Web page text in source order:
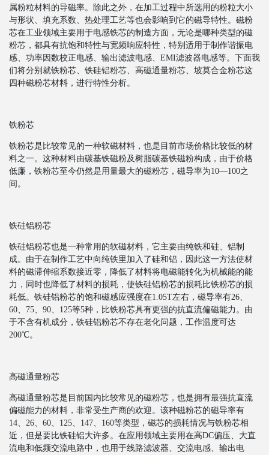
属粉粒材料的导磁率。除此之外，在加工过程中所选用的粉粒大小
与形状、填充系数、热处理工艺等也会影响到它的磁导特性。磁粉
芯在工业领域主要用于电感铁芯的制造方面，无论是哪种类型的磁
粉芯，都具有抗饱和特性与宽频响应特性，特别适用于制作谐振电
感、功率因数校正电感、输出滤波电感、EMI滤波器电感等。下面我
们将分别就铁粉芯、铁硅铝粉芯、高磁通量粉芯、坡莫合金粉芯这
四种磁粉芯材料，进行特性分析。
铁粉芯
铁粉芯是比较常见的一种软磁材料，也是目前市场价格比较低的材
料之一。这种材料由碳基铁磁粉及树脂碳基铁磁粉构成，由于价格
低廉，铁粉芯至今仍然是用量最大的磁粉芯，磁导率为10—100之
间。
铁硅铝粉芯
铁硅铝粉芯也是一种常用的软磁材料，它主要由纯铁和硅、铝制
成。由于在制作工艺中向纯铁里加入了硅和铝，因此这一方法使材
料的磁滞伸缩系数接近零，降低了材料将电磁能转化为机械能的能
力，同时也降低了材料的损耗，使铁硅铝粉芯的损耗比铁粉芯的损
耗低。铁硅铝粉芯的饱和磁感应强度在1.05T左右，磁导率有26、
60、75、90、125等5种，比铁粉芯具有更强的抗直流偏磁能力。由
于不含有机成分，铁硅铝粉芯不存在老化问题，工作温度可达
200℃。
高磁通量粉芯
高磁通量粉芯是目前国内比较常见的磁粉芯，也是拥有最强抗直流
偏磁能力的材料，非常受生产商的欢迎。该种磁粉芯的磁导率有
14、26、60、125、147、160等类型，磁芯的损耗情况与铁粉芯相
近，但是要比铁硅铝大许多。在应用领域主要用在高DC偏压、大直
流电和低频交流电路中，也用于线路滤波器、交流电感、输出电